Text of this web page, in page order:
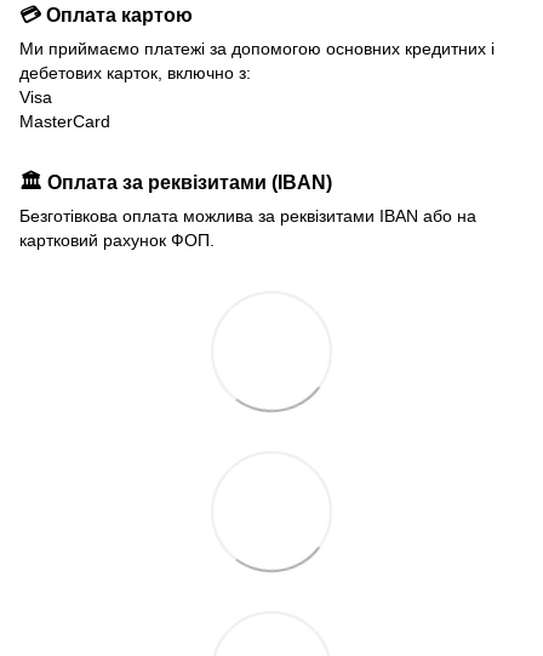
💳 Оплата картою
Ми приймаємо платежі за допомогою основних кредитних і
дебетових карток, включно з:
Visa
MasterCard
🏛️ Оплата за реквізитами (IBAN)
Безготівкова оплата можлива за реквізитами IBAN або на
картковий рахунок ФОП.